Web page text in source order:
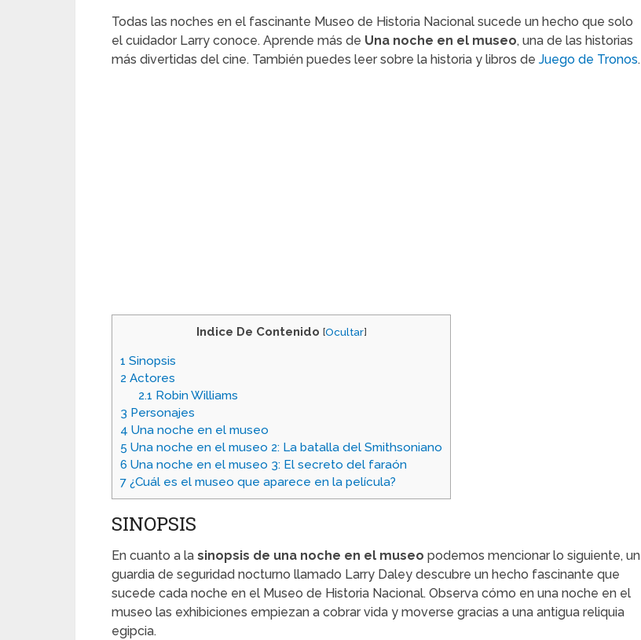
Todas las noches en el fascinante Museo de Historia Nacional sucede un hecho que solo
el cuidador Larry conoce. Aprende más de Una noche en el museo, una de las historias
más divertidas del cine. También puedes leer sobre la historia y libros de Juego de Tronos.
Indice De Contenido [Ocultar]
1 Sinopsis
2 Actores
2.1 Robin Williams
3 Personajes
4 Una noche en el museo
5 Una noche en el museo 2: La batalla del Smithsoniano
6 Una noche en el museo 3: El secreto del faraón
7 ¿Cuál es el museo que aparece en la película?
SINOPSIS
En cuanto a la sinopsis de una noche en el museo podemos mencionar lo siguiente, un
guardia de seguridad nocturno llamado Larry Daley descubre un hecho fascinante que
sucede cada noche en el Museo de Historia Nacional. Observa cómo en una noche en el
museo las exhibiciones empiezan a cobrar vida y moverse gracias a una antigua reliquia
egipcia.